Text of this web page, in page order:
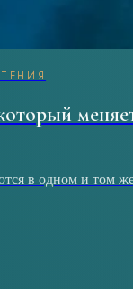
в одном и том